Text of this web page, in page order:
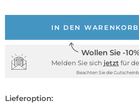
IN DEN WARENKORB
Wollen Sie -
Melden Sie sich jetzt für
Beachten Sie die
Lieferoption: